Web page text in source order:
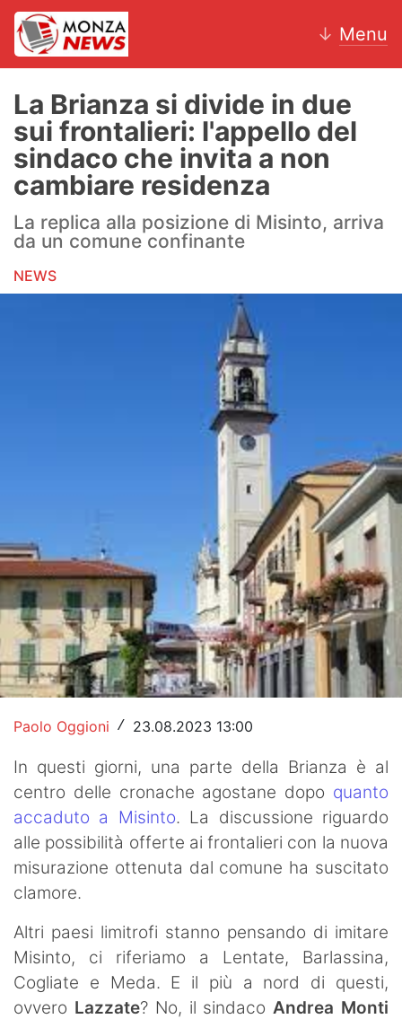
↓ Menu
News
AC Monza
Calcio
Motori
Altre
News
Turismo
Eventi
La Brianza si divide in due
sui frontalieri: l'appello del
sindaco che invita a non
cambiare residenza
La replica alla posizione di Misinto, arriva
da un comune confinante
NEWS
Paolo Oggioni / 23.08.2023 13:00
In questi giorni, una parte della Brianza è al
centro delle cronache agostane dopo quanto
accaduto a Misinto. La discussione riguardo
alle possibilità offerte ai frontalieri con la nuova
misurazione ottenuta dal comune ha suscitato
clamore.
Altri paesi limitrofi stanno pensando di imitare
Misinto, ci riferiamo a Lentate, Barlassina,
Cogliate e Meda. E il più a nord di questi,
ovvero Lazzate? No, il sindacoAndrea Monti